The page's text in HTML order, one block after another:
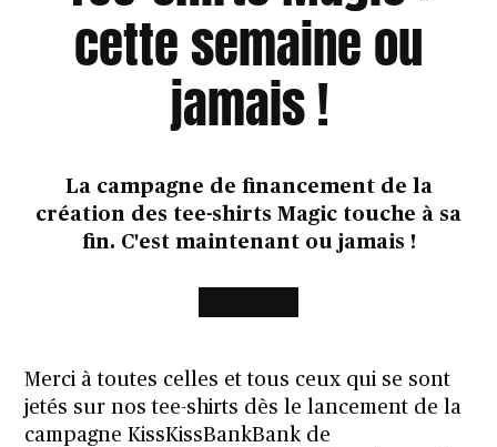
cette semaine ou
jamais !
La campagne de financement de la
création des tee-shirts Magic touche à sa
fin. C'est maintenant ou jamais !
Merci à toutes celles et tous ceux qui se sont
jetés sur nos tee-shirts dès le lancement de la
campagne KissKissBankBank de